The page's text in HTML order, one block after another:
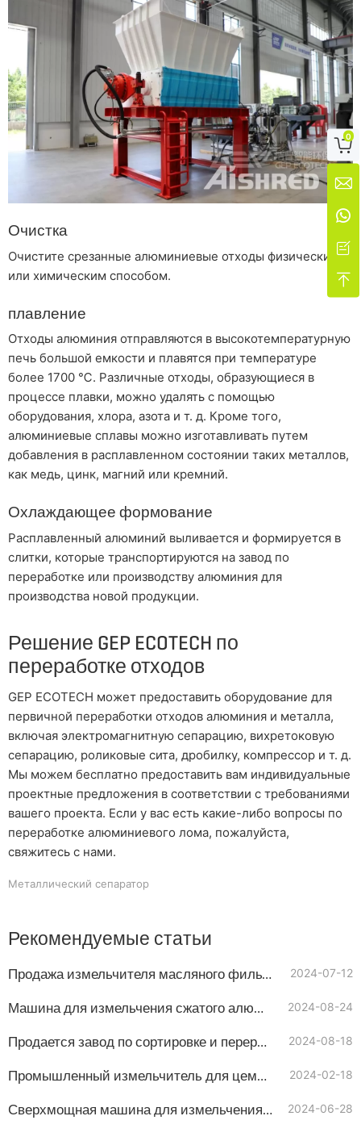
Очистка
Очистите срезанные алюминиевые отходы физическим
или химическим способом.
плавление
Отходы алюминия отправляются в высокотемпературную
печь большой емкости и плавятся при температуре
более 1700 ℃. Различные отходы, образующиеся в
процессе плавки, можно удалять с помощью
оборудования, хлора, азота и т. д. Кроме того,
алюминиевые сплавы можно изготавливать путем
добавления в расплавленном состоянии таких металлов,
как медь, цинк, магний или кремний.
Охлаждающее формование
Расплавленный алюминий выливается и формируется в
слитки, которые транспортируются на завод по
переработке или производству алюминия для
производства новой продукции.
Решение GEP ECOTECH по
переработке отходов
GEP ECOTECH может предоставить оборудование для
первичной переработки отходов алюминия и металла,
включая электромагнитную сепарацию, вихретоковую
сепарацию, роликовые сита, дробилку, компрессор и т. д.
Мы можем бесплатно предоставить вам индивидуальные
проектные предложения в соответствии с требованиями
вашего проекта. Если у вас есть какие-либо вопросы по
переработке алюминиевого лома, пожалуйста,
свяжитесь с нами.
Металлический сепаратор
Рекомендуемые статьи
Продажа измельчителя масляного фильтра 2024-07-12
Машина для измельчения сжатого алюминиевого лома 2024-08-24
Продается завод по сортировке и переработке лома "Зорба 2024-08-18
Промышленный измельчитель для цементной промышленности 2024-02-18
Сверхмощная машина для измельчения растительных материалов 2024-06-28

0



